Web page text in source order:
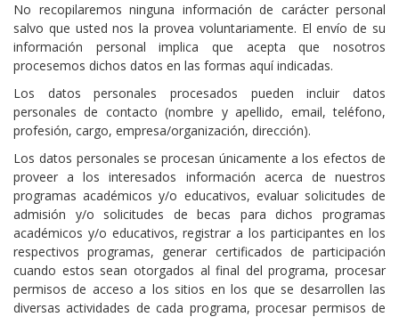
No recopilaremos ninguna información de carácter personal
salvo que usted nos la provea voluntariamente. El envío de su
información personal implica que acepta que nosotros
procesemos dichos datos en las formas aquí indicadas.
Los datos personales procesados pueden incluir datos
personales de contacto (nombre y apellido, email, teléfono,
profesión, cargo, empresa/organización, dirección).
Los datos personales se procesan únicamente a los efectos de
proveer a los interesados información acerca de nuestros
programas académicos y/o educativos, evaluar solicitudes de
admisión y/o solicitudes de becas para dichos programas
académicos y/o educativos, registrar a los participantes en los
respectivos programas, generar certificados de participación
cuando estos sean otorgados al final del programa, procesar
permisos de acceso a los sitios en los que se desarrollen las
diversas actividades de cada programa, procesar permisos de